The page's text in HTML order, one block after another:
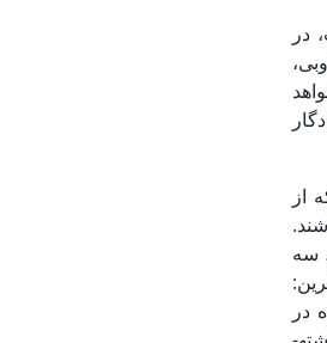
در
که از
دارای 20 تا 100 محوطه، سه
در